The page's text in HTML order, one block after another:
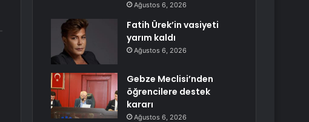
Ağustos 6, 2026
Fatih Ürek’in vasiyeti
yarım kaldı
Ağustos 6, 2026
Gebze Meclisi’nden
öğrencilere destek
kararı
Ağustos 6, 2026